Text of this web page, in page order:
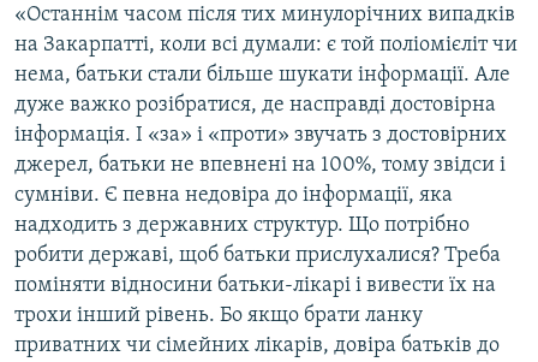
«Останнім часом після тих минулорічних випадків
на Закарпатті, коли всі думали: є той поліомієліт чи
нема, батьки стали більше шукати інформації. Але
дуже важко розібратися, де насправді достовірна
інформація. І «за» і «проти» звучать з достовірних
джерел, батьки не впевнені на 100%, тому звідси і
сумніви. Є певна недовіра до інформації, яка
надходить з державних структур. Що потрібно
робити державі, щоб батьки прислухалися? Треба
поміняти відносини батьки-лікарі і вивести їх на
трохи інший рівень. Бо якщо брати ланку
приватних чи сімейних лікарів, довіра батьків до